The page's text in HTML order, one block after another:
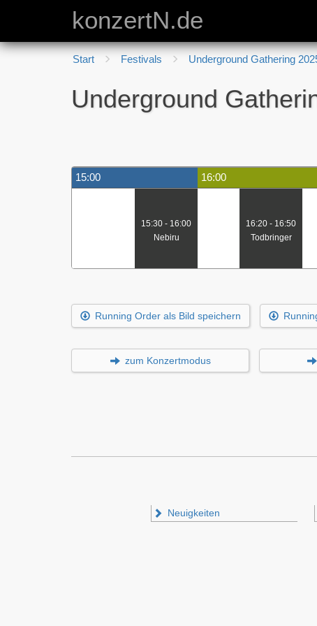
konzertN.de
Start Festivals Underground Gathering
Underground
15:00 16:00
15:30 - 16:00
Nebiru
16:20 - 16:50
Todbringer
Running Order als Bild speichern
zum Konzertmodus
Neuigkeiten